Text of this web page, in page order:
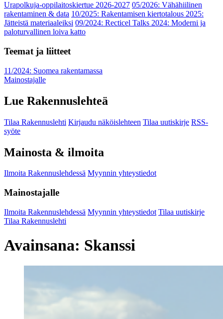
Urapolkuja-oppilaitoskiertue 2026-2027 05/2026: Vähähiilinen
rakentaminen & data 10/2025: Rakentamisen kiertotalous 2025:
Jätteistä materiaaleiksi 09/2024: Recticel Talks 2024: Moderni ja
paloturvallinen loiva katto
Teemat ja liitteet
11/2024: Suomea rakentamassa
Mainostajalle
Lue Rakennuslehteä
Tilaa Rakennuslehti Kirjaudu näköislehteen Tilaa uutiskirje RSS-
syöte
Mainosta & ilmoita
Ilmoita Rakennuslehdessä Myynnin yhteystiedot
Mainostajalle
Ilmoita Rakennuslehdessä Myynnin yhteystiedot Tilaa uutiskirje
Tilaa Rakennuslehti
Avainsana: Skanssi